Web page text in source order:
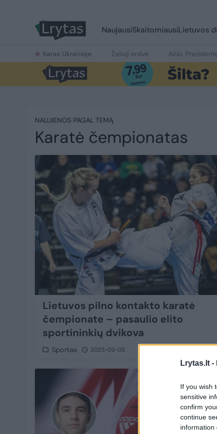
Lrytas.lt -
If you wish
sensitive
confirm
continue
information
NaujausiSkaitomiausiLietuvos
Karas Ukrainoje Žalioji erdvė Ačiū,
NAUJIENOS PAGAL TEMĄ
Karatė čempionatas
Lietuvos pilno kontakto karatė
čempionate – pasaulio elito
sportininkių dvikova
Sportas 2025-03-05